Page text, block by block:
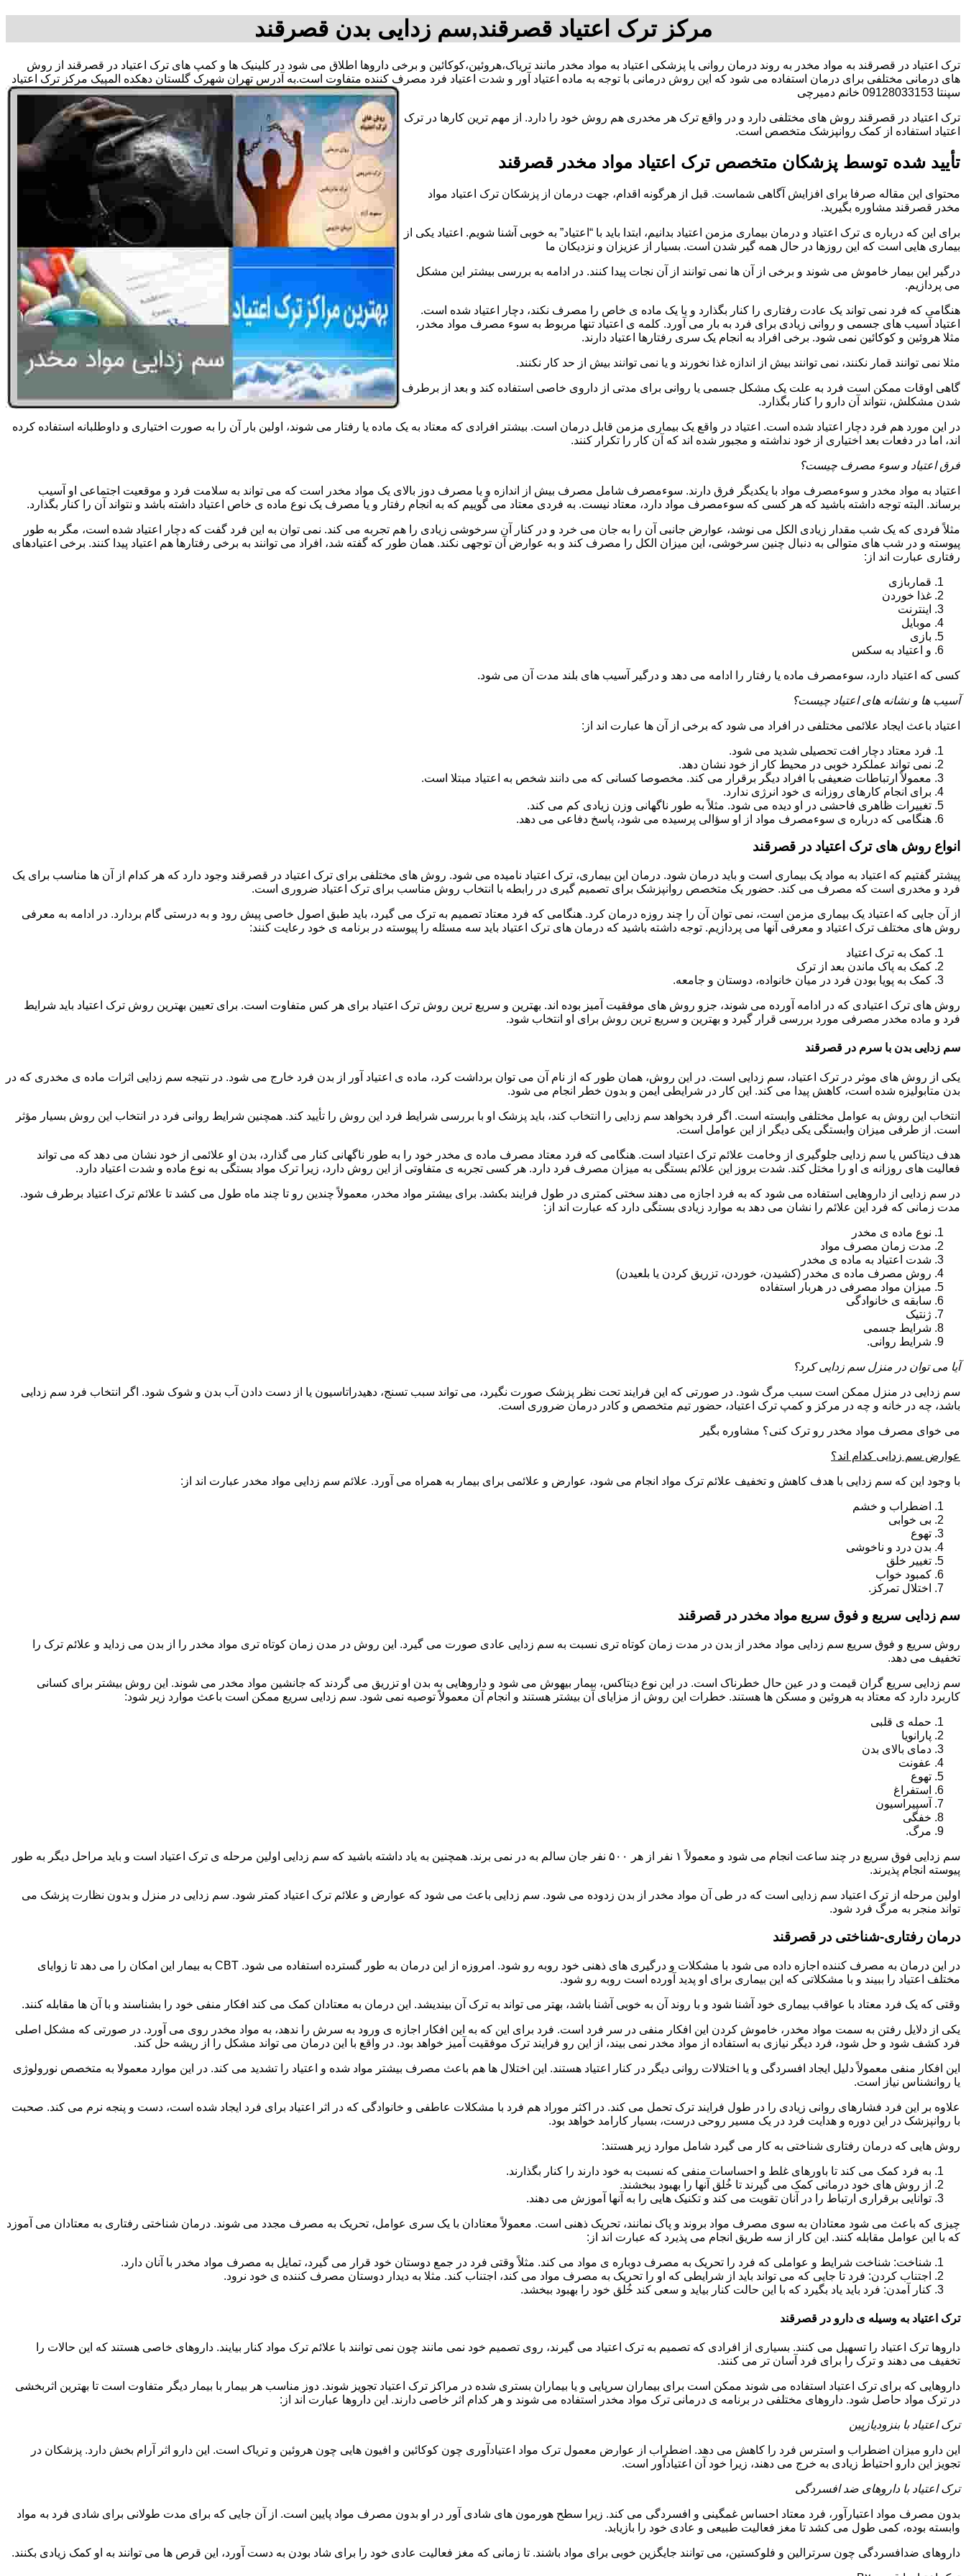
مرکز ترک اعتیاد قصرقند,سم زدایی بدن قصرقند
ترک اعتیاد در قصرقند به مواد مخدر به روند درمان روانی یا پزشکی اعتیاد به مواد مخدر مانند تریاک،هروئین،کوکائین و برخی داروها اطلاق می شود در کلینیک ها و کمپ های ترک اعتیاد در قصرقند از روش
های درمانی مختلفی برای درمان استفاده می شود که این روش درمانی با توجه به ماده اعتیاد آور و شدت اعتیاد فرد مصرف کننده متفاوت است.به آدرس تهران شهرک گلستان دهکده المپیک مرکز ترک اعتیاد
سپنتا 09128033153 خانم دمیرچی
ترک اعتیاد در قصرقند روش های مختلفی دارد و در واقع ترک هر مخدری هم روش خود را دارد. از مهم ترین کارها در ترک
اعتیاد استفاده از کمک روانپزشک متخصص است.
تأیید شده توسط پزشکان متخصص ترک اعتیاد مواد مخدر قصرقند
محتوای این مقاله صرفا برای افزایش آگاهی شماست. قبل از هرگونه اقدام، جهت درمان از پزشکان ترک اعتیاد مواد
مخدر قصرقند مشاوره بگیرید.
برای این که درباره ی ترک اعتیاد و درمان بیماری مزمن اعتیاد بدانیم، ابتدا باید با “اعتیاد” به خوبی آشنا شویم. اعتیاد یکی از
بیماری هایی است که این روزها در حال همه گیر شدن است. بسیار از عزیزان و نزدیکان ما
درگیر این بیمار خاموش می شوند و برخی از آن ها نمی توانند از آن نجات پیدا کنند. در ادامه به بررسی بیشتر این مشکل
می پردازیم.
هنگامی که فرد نمی تواند یک عادت رفتاری را کنار بگذارد و یا یک ماده ی خاص را مصرف نکند، دچار اعتیاد شده است.
اعتیاد آسیب های جسمی و روانی زیادی برای فرد به بار می آورد. کلمه ی اعتیاد تنها مربوط به سوء مصرف مواد مخدر،
مثلا هروئین و کوکائین نمی شود. برخی افراد به انجام یک سری رفتارها اعتیاد دارند.
مثلا نمی توانند قمار نکنند، نمی توانند بیش از اندازه غذا نخورند و یا نمی توانند بیش از حد کار نکنند.
گاهی اوقات ممکن است فرد به علت یک مشکل جسمی یا روانی برای مدتی از داروی خاصی استفاده کند و بعد از برطرف
شدن مشکلش، نتواند آن دارو را کنار بگذارد.
در این مورد هم فرد دچار اعتیاد شده است. اعتیاد در واقع یک بیماری مزمن قابل درمان است. بیشتر افرادی که معتاد به یک ماده یا رفتار می شوند، اولین بار آن را به صورت اختیاری و داوطلبانه استفاده کرده
اند، اما در دفعات بعد اختیاری از خود نداشته و مجبور شده اند که آن کار را تکرار کنند.
فرق اعتیاد و سوء مصرف چیست؟
اعتیاد به مواد مخدر و سوءمصرف مواد با یکدیگر فرق دارند. سوءمصرف شامل مصرف بیش از اندازه و یا مصرف دوز بالای یک مواد مخدر است که می تواند به سلامت فرد و موقعیت اجتماعی او آسیب
برساند. البته توجه داشته باشید که هر کسی که سوءمصرف مواد دارد، معتاد نیست. به فردی معتاد می گوییم که به انجام رفتار و یا مصرف یک نوع ماده ی خاص اعتیاد داشته باشد و نتواند آن را کنار بگذارد.
مثلاً فردی که یک شب مقدار زیادی الکل می نوشد، عوارض جانبی آن را به جان می خرد و در کنار آن سرخوشی زیادی را هم تجربه می کند. نمی توان به این فرد گفت که دچار اعتیاد شده است، مگر به طور
پیوسته و در شب های متوالی به دنبال چنین سرخوشی، این میزان الکل را مصرف کند و به عوارض آن توجهی نکند. همان طور که گفته شد، افراد می توانند به برخی رفتارها هم اعتیاد پیدا کنند. برخی اعتیادهای
رفتاری عبارت اند از:
قماربازی
غذا خوردن
اینترنت
موبایل
بازی
و اعتیاد به سکس
کسی که اعتیاد دارد، سوءمصرف ماده یا رفتار را ادامه می دهد و درگیر آسیب های بلند مدت آن می شود.
آسیب ها و نشانه های اعتیاد چیست؟
اعتیاد باعث ایجاد علائمی مختلفی در افراد می شود که برخی از آن ها عبارت اند از:
فرد معتاد دچار افت تحصیلی شدید می شود.
نمی تواند عملکرد خوبی در محیط کار از خود نشان دهد.
معمولاً ارتباطات ضعیفی با افراد دیگر برقرار می کند. مخصوصا کسانی که می دانند شخص به اعتیاد مبتلا است.
برای انجام کارهای روزانه ی خود انرژی ندارد.
تغییرات ظاهری فاحشی در او دیده می شود. مثلاً به طور ناگهانی وزن زیادی کم می کند.
هنگامی که درباره ی سوءمصرف مواد از او سؤالی پرسیده می شود، پاسخ دفاعی می دهد.
انواع روش های ترک اعتیاد در قصرقند
پیشتر گفتیم که اعتیاد به مواد یک بیماری است و باید درمان شود. درمان این بیماری، ترک اعتیاد نامیده می شود. روش های مختلفی برای ترک اعتیاد در قصرقند وجود دارد که هر کدام از آن ها مناسب برای یک
فرد و مخدری است که مصرف می کند. حضور یک متخصص روانپزشک برای تصمیم گیری در رابطه با انتخاب روش مناسب برای ترک اعتیاد ضروری است.
از آن جایی که اعتیاد یک بیماری مزمن است، نمی توان آن را چند روزه درمان کرد. هنگامی که فرد معتاد تصمیم به ترک می گیرد، باید طبق اصول خاصی پیش رود و به درستی گام بردارد. در ادامه به معرفی
روش های مختلف ترک اعتیاد و معرفی آنها می پردازیم. توجه داشته باشید که درمان های ترک اعتیاد باید سه مسئله را پیوسته در برنامه ی خود رعایت کنند:
کمک به ترک اعتیاد
کمک به پاک ماندن بعد از ترک
کمک به پویا بودن فرد در میان خانواده، دوستان و جامعه.
روش های ترک اعتیادی که در ادامه آورده می شوند، جزو روش های موفقیت آمیز بوده اند. بهترین و سریع ترین روش ترک اعتیاد برای هر کس متفاوت است. برای تعیین بهترین روش ترک اعتیاد باید شرایط
فرد و ماده مخدر مصرفی مورد بررسی قرار گیرد و بهترین و سریع ترین روش برای او انتخاب شود.
سم زدایی بدن با سرم در قصرقند
یکی از روش های موثر در ترک اعتیاد، سم زدایی است. در این روش، همان طور که از نام آن می توان برداشت کرد، ماده ی اعتیاد آور از بدن فرد خارج می شود. در نتیجه سم زدایی اثرات ماده ی مخدری که در
بدن متابولیزه شده است، کاهش پیدا می کند. این کار در شرایطی ایمن و بدون خطر انجام می شود.
انتخاب این روش به عوامل مختلفی وابسته است. اگر فرد بخواهد سم زدایی را انتخاب کند، باید پزشک او با بررسی شرایط فرد این روش را تأیید کند. همچنین شرایط روانی فرد در انتخاب این روش بسیار مؤثر
است. از طرفی میزان وابستگی یکی دیگر از این عوامل است.
هدف دیتاکس یا سم زدایی جلوگیری از وخامت علائم ترک اعتیاد است. هنگامی که فرد معتاد مصرف ماده ی مخدر خود را به طور ناگهانی کنار می گذارد، بدن او علائمی از خود نشان می دهد که می تواند
فعالیت های روزانه ی او را مختل کند. شدت بروز این علائم بستگی به میزان مصرف فرد دارد. هر کسی تجربه ی متفاوتی از این روش دارد، زیرا ترک مواد بستگی به نوع ماده و شدت اعتیاد دارد.
در سم زدایی از داروهایی استفاده می شود که به فرد اجازه می دهند سختی کمتری در طول فرایند بکشد. برای بیشتر مواد مخدر، معمولاً چندین رو تا چند ماه طول می کشد تا علائم ترک اعتیاد برطرف شود.
مدت زمانی که فرد این علائم را نشان می دهد به موارد زیادی بستگی دارد که عبارت اند از:
نوع ماده ی مخدر
مدت زمان مصرف مواد
شدت اعتیاد به ماده ی مخدر
روش مصرف ماده ی مخدر (کشیدن، خوردن، تزریق کردن یا بلعیدن)
میزان مواد مصرفی در هربار استفاده
سابقه ی خانوادگی
ژنتیک
شرایط جسمی
شرایط روانی.
آیا می توان در منزل سم زدایی کرد؟
سم زدایی در منزل ممکن است سبب مرگ شود. در صورتی که این فرایند تحت نظر پزشک صورت نگیرد، می تواند سبب تسنج، دهیدراتاسیون یا از دست دادن آب بدن و شوک شود. اگر انتخاب فرد سم زدایی
باشد، چه در خانه و چه در مرکز و کمپ ترک اعتیاد، حضور تیم متخصص و کادر درمان ضروری است.
می خوای مصرف مواد مخدر رو ترک کنی؟ مشاوره بگیر
عوارض سم زدایی کدام اند؟
با وجود این که سم زدایی با هدف کاهش و تخفیف علائم ترک مواد انجام می شود، عوارض و علائمی برای بیمار به همراه می آورد. علائم سم زدایی مواد مخدر عبارت اند از:
اضطراب و خشم
بی خوابی
تهوع
بدن درد و ناخوشی
تغییر خلق
کمبود خواب
اختلال تمرکز.
سم زدایی سریع و فوق سریع مواد مخدر در قصرقند
روش سریع و فوق سریع سم زدایی مواد مخدر از بدن در مدت زمان کوتاه تری نسبت به سم زدایی عادی صورت می گیرد. این روش در مدن زمان کوتاه تری مواد مخدر را از بدن می زداید و علائم ترک را
تخفیف می دهد.
سم زدایی سریع گران قیمت و در عین حال خطرناک است. در این نوع دیتاکس، بیمار بیهوش می شود و داروهایی به بدن او تزریق می گردند که جانشین مواد مخدر می شوند. این روش بیشتر برای کسانی
کاربرد دارد که معتاد به هروئین و مسکن ها هستند. خطرات این روش از مزایای آن بیشتر هستند و انجام آن معمولاً توصیه نمی شود. سم زدایی سریع ممکن است باعث موارد زیر شود:
حمله ی قلبی
پارانویا
دمای بالای بدن
عفونت
تهوع
استفراغ
آسپیراسیون
خفگی
مرگ.
سم زدایی فوق سریع در چند ساعت انجام می شود و معمولاً ۱ نفر از هر ۵۰۰ نفر جان سالم به در نمی برند. همچنین به یاد داشته باشید که سم زدایی اولین مرحله ی ترک اعتیاد است و باید مراحل دیگر به طور
پیوسته انجام پذیرند.
اولین مرحله از ترک اعتیاد سم زدایی است که در طی آن مواد مخدر از بدن زدوده می شود. سم زدایی باعث می شود که عوارض و علائم ترک اعتیاد کمتر شود. سم زدایی در منزل و بدون نظارت پزشک می
تواند منجر به مرگ فرد شود.
درمان رفتاری-شناختی در قصرقند
در این درمان به مصرف کننده اجازه داده می شود با مشکلات و درگیری های ذهنی خود روبه رو شود. امروزه از این درمان به طور گسترده استفاده می شود. CBT به بیمار این امکان را می دهد تا زوایای
مختلف اعتیاد را ببیند و با مشکلاتی که این بیماری برای او پدید آورده است روبه رو شود.
وقتی که یک فرد معتاد با عواقب بیماری خود آشنا شود و با روند آن به خوبی آشنا باشد، بهتر می تواند به ترک آن بیندیشد. این درمان به معتادان کمک می کند افکار منفی خود را بشناسند و با آن ها مقابله کنند.
یکی از دلایل رفتن به سمت مواد مخدر، خاموش کردن این افکار منفی در سر فرد است. فرد برای این که به این افکار اجازه ی ورود به سرش را ندهد، به مواد مخدر روی می آورد. در صورتی که مشکل اصلی
فرد کشف شود و حل شود، فرد دیگر نیازی به استفاده از مواد مخدر نمی بیند، از این رو فرایند ترک موفقیت آمیز خواهد بود. در واقع با این درمان می تواند مشکل را از ریشه حل کند.
این افکار منفی معمولاً دلیل ایجاد افسردگی و یا اختلالات روانی دیگر در کنار اعتیاد هستند. این اختلال ها هم باعث مصرف بیشتر مواد شده و اعتیاد را تشدید می کند. در این موارد معمولا به متخصص نورولوژی
یا روانشناس نیاز است.
علاوه بر این فرد فشارهای روانی زیادی را در طول فرایند ترک تحمل می کند. در اکثر موراد هم فرد با مشکلات عاطفی و خانوادگی که در اثر اعتیاد برای فرد ایجاد شده است، دست و پنجه نرم می کند. صحبت
با روانپزشک در این دوره و هدایت فرد در یک مسیر روحی درست، بسیار کارامد خواهد بود.
روش هایی که درمان رفتاری شناختی به کار می گیرد شامل موارد زیر هستند:
به فرد کمک می کند تا باورهای غلط و احساسات منفی که نسبت به خود دارند را کنار بگذارند.
از روش های خود درمانی کمک می گیرند تا خُلق آنها را بهبود ببخشند.
توانایی برقراری ارتباط را در آنان تقویت می کند و تکنیک هایی را به آنها آموزش می دهند.
چیزی که باعث می شود معتادان به سوی مصرف مواد بروند و پاک نمانند، تحریک ذهنی است. معمولاً معتادان با یک سری عوامل، تحریک به مصرف مجدد می شوند. درمان شناختی رفتاری به معتادان می آموزد
که با این عوامل مقابله کنند. این کار از سه طریق انجام می پذیرد که عبارت اند از:
شناخت: شناخت شرایط و عواملی که فرد را تحریک به مصرف دوباره ی مواد می کند. مثلاً وقتی فرد در جمع دوستان خود قرار می گیرد، تمایل به مصرف مواد مخدر با آنان دارد.
اجتناب کردن: فرد تا جایی که می تواند باید از شرایطی که او را تحریک به مصرف مواد می کند، اجتناب کند. مثلا به دیدار دوستان مصرف کننده ی خود نرود.
کنار آمدن: فرد باید یاد بگیرد که با این حالت کنار بیاید و سعی کند خُلق خود را بهبود ببخشد.
ترک اعتیاد به وسیله ی دارو در قصرقند
داروها ترک اعتیاد را تسهیل می کنند. بسیاری از افرادی که تصمیم به ترک اعتیاد می گیرند، روی تصمیم خود نمی مانند چون نمی توانند با علائم ترک مواد کنار بیایند. داروهای خاصی هستند که این حالات را
تخفیف می دهند و ترک را برای فرد آسان تر می کنند.
داروهایی که برای ترک اعتیاد استفاده می شوند ممکن است برای بیماران سرپایی و یا بیماران بستری شده در مراکز ترک اعتیاد تجویز شوند. دوز مناسب هر بیمار با بیمار دیگر متفاوت است تا بهترین اثربخشی
در ترک مواد حاصل شود. داروهای مختلفی در برنامه ی درمانی ترک مواد مخدر استفاده می شوند و هر کدام اثر خاصی دارند. این داروها عبارت اند از:
ترک اعتیاد با بنزودیازپین
این دارو میزان اضطراب و استرس فرد را کاهش می دهد. اضطراب از عوارض معمول ترک مواد اعتیادآوری چون کوکائین و افیون هایی چون هروئین و تریاک است. این دارو اثر آرام بخش دارد. پزشکان در
تجویز این دارو احتیاط زیادی به خرج می دهند، زیرا خود آن اعتیادآور است.
ترک اعتیاد با داروهای ضد افسردگی
بدون مصرف مواد اعتیارآور، فرد معتاد احساس غمگینی و افسردگی می کند. زیرا سطح هورمون های شادی آور در او بدون مصرف مواد پایین است. از آن جایی که برای مدت طولانی برای شادی فرد به مواد
وابسته بوده، کمی طول می کشد تا مغز فعالیت طبیعی و عادی خود را بازیابد.
داروهای ضدافسردگی چون سرترالین و فلوکستین، می توانند جایگزین خوبی برای مواد باشند. تا زمانی که مغز فعالیت عادی خود را برای شاد بودن به دست آورد، این قرص ها می توانند به او کمک زیادی بکنند.